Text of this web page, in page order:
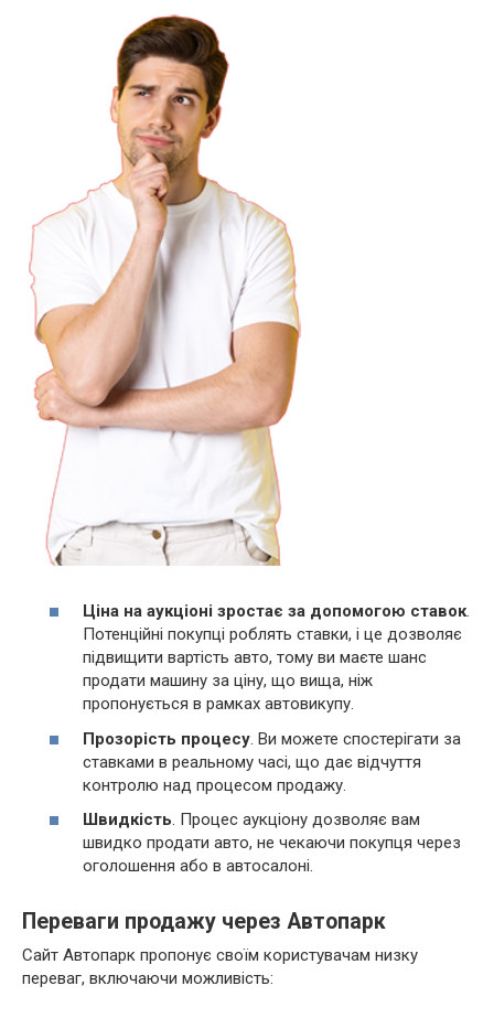
Ціна на аукціоні зростає за допомогою ставок.
Потенційні покупці роблять ставки, і це дозволяє
підвищити вартість авто, тому ви маєте шанс
продати машину за ціну, що вища, ніж
пропонується в рамках автовикупу.
Прозорість процесу. Ви можете спостерігати за
ставками в реальному часі, що дає відчуття
контролю над процесом продажу.
Швидкість. Процес аукціону дозволяє вам
швидко продати авто, не чекаючи покупця через
оголошення або в автосалоні.
Переваги продажу через Автопарк
Сайт Автопарк пропонує своїм користувачам низку
переваг, включаючи можливість: